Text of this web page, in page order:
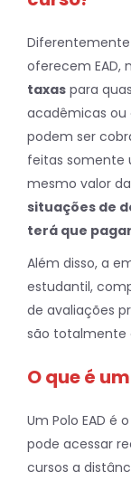
oferecem EAD,
taxas para
acadêmicas ou
podem ser
feitas somente
mesmo valor
situações de
terá que
Além disso, a
estudantil,
de avaliações
são totalmente
O que é
Um Polo EAD é
pode acessar
cursos a